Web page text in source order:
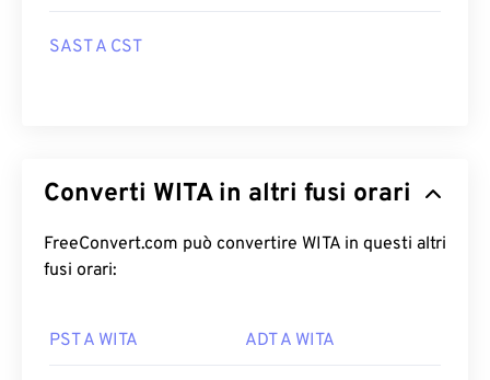
SAST A CST
Converti WITA in altri fusi orari
FreeConvert.com può convertire WITA in questi altri
fusi orari:
PST A WITA ADT A WITA